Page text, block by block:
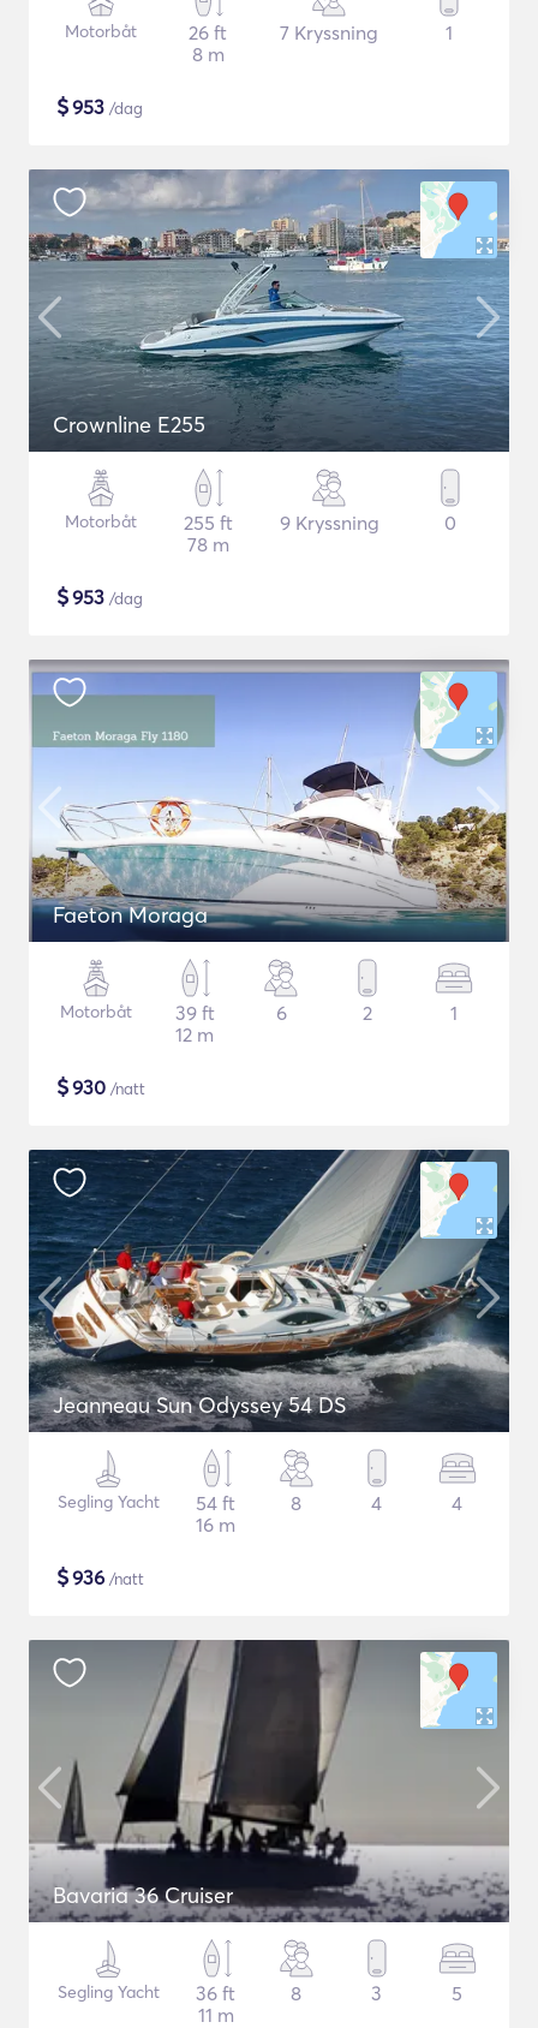
Motorbåt
26 ft
8 m
7 Kryssning 1
$953 /dag
Crownline E255
Motorbåt
255 ft
78 m
9 Kryssning 0
$953 /dag
Faeton Moraga
Motorbåt
39 ft
12 m
6 2 1
$930 /natt
Jeanneau Sun Odyssey 54 DS
Segling Yacht
54 ft
16 m
8 4 4
$936 /natt
Bavaria 36 Cruiser
Segling Yacht
36 ft
11 m
8 3 5